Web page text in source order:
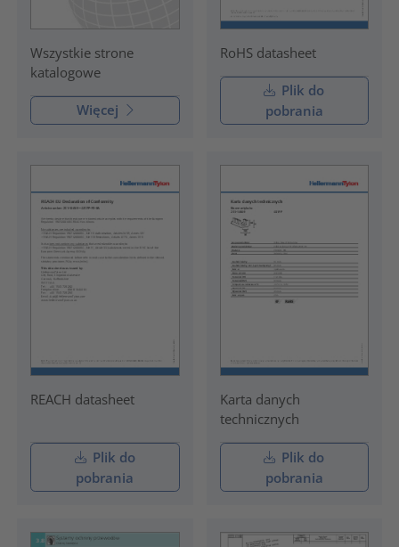
Wszystkie strone
katalogowe
Więcej
RoHS datasheet
Plik do
pobrania
REACH datasheet
Plik do
pobrania
Karta danych
technicznych
Plik do
pobrania